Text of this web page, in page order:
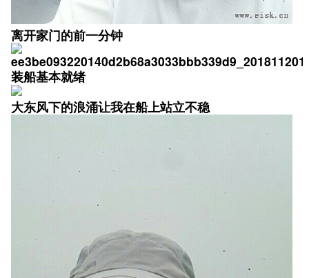
离开家门的前一分钟
装船基本就绪
大东风下的浪涌让我在船上站立不稳